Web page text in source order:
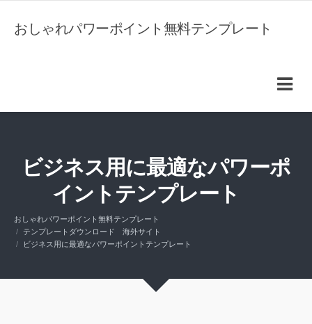
おしゃれパワーポイント無料テンプレート
ビジネス用に最適なパワーポ
イントテンプレート
おしゃれパワーポイント無料テンプレート
テンプレートダウンロード 海外サイト
ビジネス用に最適なパワーポイントテンプレート